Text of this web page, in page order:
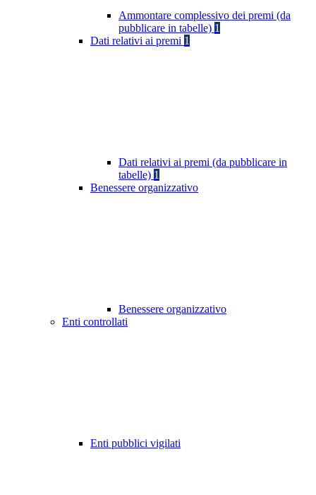
Ammontare complessivo dei premi (da
pubblicare in tabelle) 1
Dati relativi ai premi 1
Dati relativi ai premi (da pubblicare in
tabelle) 1
Benessere organizzativo
Benessere organizzativo
Enti controllati
Enti pubblici vigilati